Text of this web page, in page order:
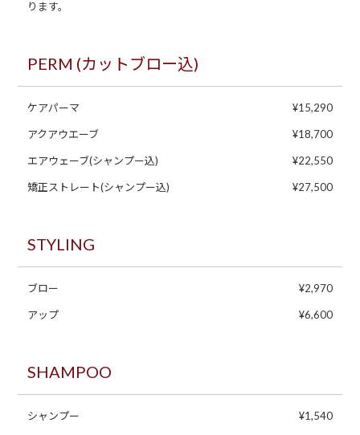
ります。
PERM (カットブロー込)
ケアパーマ ¥15,290
アクアウエーブ ¥18,700
エアウェーブ(シャンプー込) ¥22,550
矯正ストレート(シャンプー込) ¥27,500
STYLING
ブロー ¥2,970
アップ ¥6,600
SHAMPOO
シャンプー ¥1,540